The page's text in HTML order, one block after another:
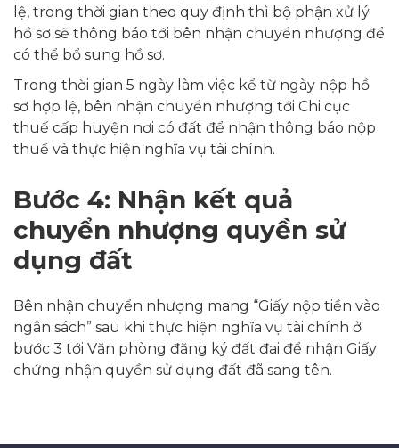
lệ, trong thời gian theo quy định thì bộ phận xử lý
hồ sơ sẽ thông báo tới bên nhận chuyển nhượng để
có thể bổ sung hồ sơ.
Trong thời gian 5 ngày làm việc kể từ ngày nộp hồ
sơ hợp lệ, bên nhận chuyển nhượng tới Chi cục
thuế cấp huyện nơi có đất để nhận thông báo nộp
thuế và thực hiện nghĩa vụ tài chính.
Bước 4: Nhận kết quả
chuyển nhượng quyền sử
dụng đất
Bên nhận chuyển nhượng mang “Giấy nộp tiền vào
ngân sách” sau khi thực hiện nghĩa vụ tài chính ở
bước 3 tới Văn phòng đăng ký đất đai để nhận Giấy
chứng nhận quyền sử dụng đất đã sang tên.